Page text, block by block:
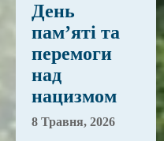
День
пам’яті та
перемоги
над
нацизмом
8 Травня, 2026